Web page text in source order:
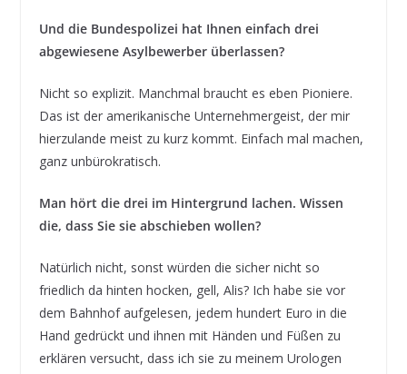
Und die Bundespolizei hat Ihnen einfach drei
abgewiesene Asylbewerber überlassen?
Nicht so explizit. Manchmal braucht es eben Pioniere.
Das ist der amerikanische Unternehmergeist, der mir
hierzulande meist zu kurz kommt. Einfach mal machen,
ganz unbürokratisch.
Man hört die drei im Hintergrund lachen. Wissen
die, dass Sie sie abschieben wollen?
Natürlich nicht, sonst würden die sicher nicht so
friedlich da hinten hocken, gell, Alis? Ich habe sie vor
dem Bahnhof aufgelesen, jedem hundert Euro in die
Hand gedrückt und ihnen mit Händen und Füßen zu
erklären versucht, dass ich sie zu meinem Urologen